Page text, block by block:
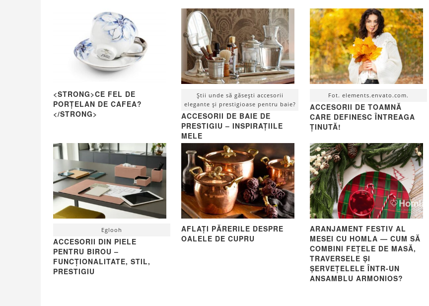
<STRONG>CE FEL DE
PORȚELAN DE CAFEA?
</STRONG>
Știi unde să găsești accesorii
elegante și prestigioase pentru baie?
ACCESORII DE BAIE DE
PRESTIGIU – INSPIRAȚIILE
MELE
Fot. elements.envato.com.
ACCESORII DE TOAMNĂ
CARE DEFINESC ÎNTREAGA
ȚINUTĂ!
Eglooh
ACCESORII DIN PIELE
PENTRU BIROU –
FUNCȚIONALITATE, STIL,
PRESTIGIU
AFLAȚI PĂRERILE DESPRE
OALELE DE CUPRU
ARANJAMENT FESTIV AL
MESEI CU HOMLA — CUM SĂ
COMBINI FEȚELE DE MASĂ,
TRAVERSELE ȘI
ȘERVEȚELELE ÎNTR-UN
ANSAMBLU ARMONIOS?